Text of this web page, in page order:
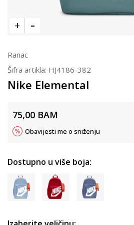
Ranac
Šifra artikla: HJ4186-382
Nike Elemental
75,00 BAM
Obavijesti me o sniženju
Dostupno u više boja: